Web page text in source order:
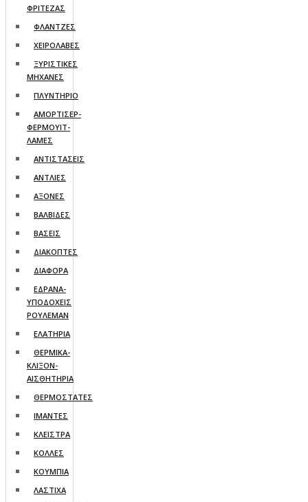
ΦΡΙΤΕΖΑΣ
ΦΛΑΝΤΖΕΣ
ΧΕΙΡΟΛΑΒΕΣ
ΞΥΡΙΣΤΙΚΕΣ
ΜΗΧΑΝΕΣ
ΠΛΥΝΤΗΡΙΟ
ΑΜΟΡΤΙΣΕΡ-
ΦΕΡΜΟΥΙΤ-
ΛΑΜΕΣ
ΑΝΤΙΣΤΑΣΕΙΣ
ΑΝΤΛΙΕΣ
ΑΞΟΝΕΣ
ΒΑΛΒΙΔΕΣ
ΒΑΣΕΙΣ
ΔΙΑΚΟΠΤΕΣ
ΔΙΑΦΟΡΑ
ΕΔΡΑΝΑ-
ΥΠΟΔΟΧΕΙΣ
ΡΟΥΛΕΜΑΝ
ΕΛΑΤΗΡΙΑ
ΘΕΡΜΙΚΑ-
ΚΛΙΞΟΝ-
ΑΙΣΘΗΤΗΡΙΑ
ΘΕΡΜΟΣΤΑΤΕΣ
ΙΜΑΝΤΕΣ
ΚΛΕΙΣΤΡΑ
ΚΟΛΛΕΣ
ΚΟΥΜΠΙΑ
ΛΑΣΤΙΧΑ